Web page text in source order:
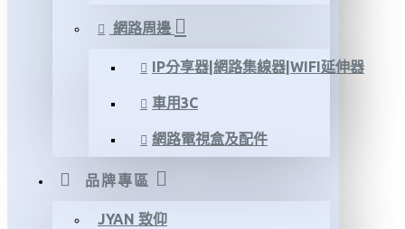
網路周邊
IP分享器|網路集線器|WIFI延伸器
車用3C
網路電視盒及配件
品牌專區
JYAN 致仰